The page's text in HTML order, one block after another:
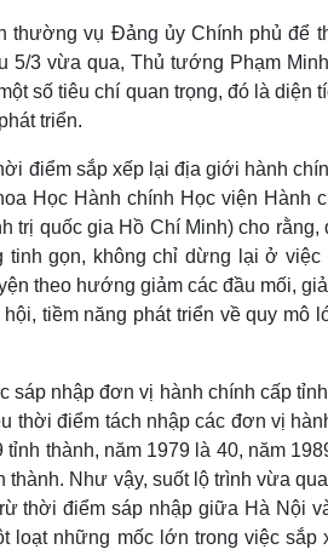
thường vụ Đảng ủy Chính phủ để
5/3 vừa qua, Thủ tướng Phạm
số tiêu chí quan trọng, đó là diện
triển.
điểm sắp xếp lại địa giới hành
Học Hành chính Học viện Hành
trị quốc gia Hồ Chí Minh) cho
tinh gọn, không chỉ dừng lại ở
theo hướng giảm các đầu mối,
tiềm năng phát triển về quy
sáp nhập đơn vị hành chính cấp
thời điểm tách nhập các đơn vị
tỉnh thành, năm 1979 là 40, năm
thành. Như vậy, suốt lộ trình vừa
thời điểm sáp nhập giữa Hà Nội
loạt những mốc lớn trong việc